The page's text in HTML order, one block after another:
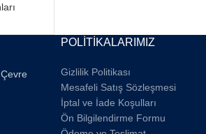
POLİTİKALARIMIZ
Gizlilik Politikası
Mesafeli Satış Sözleşmesi
İptal ve İade Koşulları
Ön Bilgilendirme Formu